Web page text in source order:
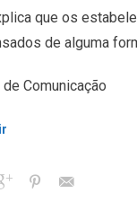
que os
de alguma
Comunicação